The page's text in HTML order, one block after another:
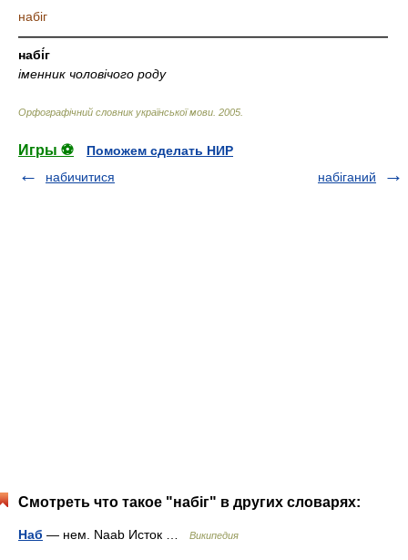
набіг
—————————————————————————————
набі́г
іменник чоловічого роду
Орфографічний словник української мови 2005
Игры ⚽
Поможем сделать НИР
набичитися
набіганий
Смотреть что такое "набіг" в других словарях:
Наб — нем. Naab Исток … Википедия